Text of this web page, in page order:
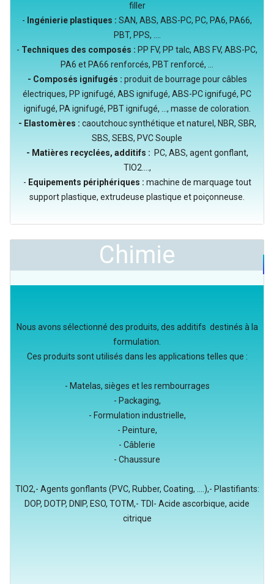
filler
- Ingénierie plastiques : SAN, ABS, ABS-PC, PC, PA6, PA66,
PBT, PPS, ....
- Techniques des composés : PP FV, PP talc, ABS FV, ABS-PC,
PA6 et PA66 renforcés, PBT renforcé, ...
- Composés ignifugés : produit de bourrage pour câbles
électriques, PP ignifugé, ABS ignifugé, ABS-PC ignifugé, PC
ignifugé, PA ignifugé, PBT ignifugé, ..., masse de coloration.
- Elastomères : caoutchouc synthétique et naturel, NBR, SBR,
SBS, SEBS, PVC Souple
- Matières recyclées, additifs : PC, ABS, agent gonflant,
TIO2....,
- Equipements périphériques : machine de marquage tout
support plastique, extrudeuse plastique et poiçonneuse.
Chimie
Nous avons sélectionné des produits, des additifs destinés à la
formulation.
Ces produits sont utilisés dans les applications telles que :
- Matelas, sièges et les rembourrages
- Packaging,
- Formulation industrielle,
- Peinture,
- Câblerie
- Chaussure
TIO2,- Agents gonflants (PVC, Rubber, Coating, ....),- Plastifiants:
DOP, DOTP, DNIP, ESO, TOTM,- TDI- Acide ascorbique, acide
citrique